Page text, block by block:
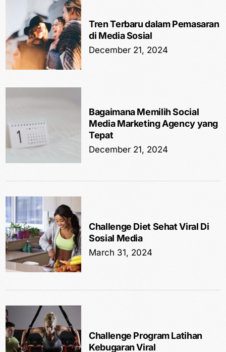
Tren Terbaru dalam Pemasaran
di Media Sosial
December 21, 2024
Bagaimana Memilih Social
Media Marketing Agency yang
Tepat
December 21, 2024
Challenge Diet Sehat Viral Di
Sosial Media
March 31, 2024
Challenge Program Latihan
Kebugaran Viral